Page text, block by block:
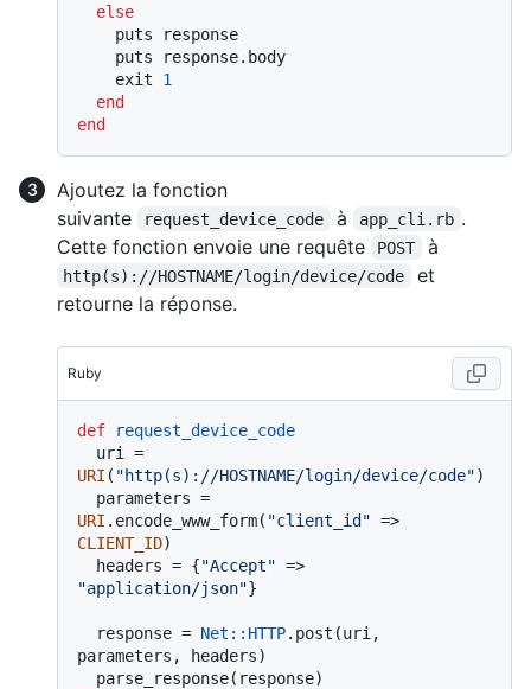
else
    exit
1
end
end
Ajoutez la fonction
suivante
request_device_code à app_cli.rb .
Cette fonction envoie une requête
POST à
http(s)://HOSTNAME/login/device/code
et
retourne la réponse.
Ruby
def
request_device_code
URI ( "http(s)://HOSTNAME/login/device/code")
URI .encode_www_form( "client_id"
CLIENT_ID)
  headers = {
"Accept"
"application/json"}
  response =
Net : :HTTP.post(uri,
parameters, headers)